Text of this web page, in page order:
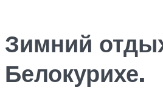
Зимний
Белокурихе.